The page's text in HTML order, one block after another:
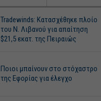
Tradewinds: Κατασχέθηκε πλοίο
του Ν. Λιβανού για απαίτηση
$21,5 εκατ. της Πειραιώς
Ποιοι μπαίνουν στο στόχαστρο
της Εφορίας για έλεγχο